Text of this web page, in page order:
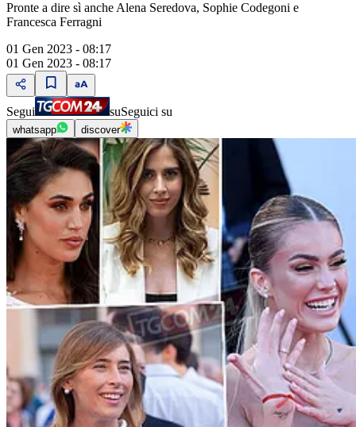
Pronte a dire sì anche Alena Seredova, Sophie Codegoni e
Francesca Ferragni
01 Gen 2023 - 08:17
01 Gen 2023 - 08:17
Segui suSeguici su
whatsapp discover